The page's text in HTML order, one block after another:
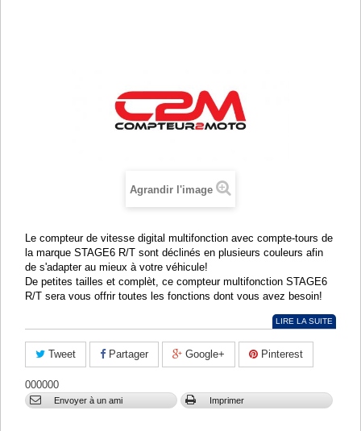
Agrandir l'image
Le compteur de vitesse digital multifonction avec compte-tours de
la marque STAGE6 R/T sont déclinés en plusieurs couleurs afin
de s'adapter au mieux à votre véhicule!
De petites tailles et complèt, ce compteur multifonction STAGE6
R/T sera vous offrir toutes les fonctions dont vous avez besoin!
LIRE LA SUITE
Tweet Partager Google+ Pinterest
000000
Envoyer à un ami Imprimer